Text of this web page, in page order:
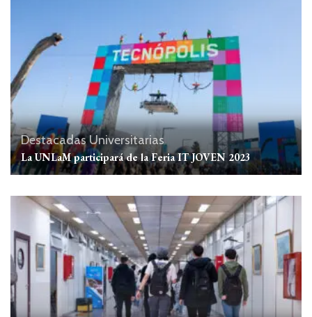
Destacadas Universitarias
La UNLaM participará de la Feria IT JOVEN 2023